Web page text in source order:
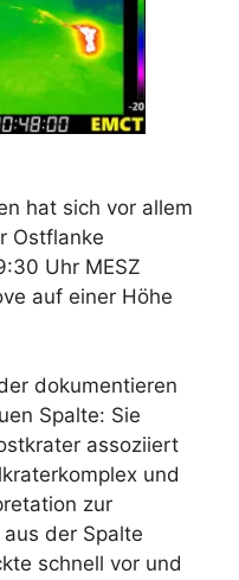
hat sich vor allem
Ostflanke
Uhr MESZ
auf einer Höhe
dokumentieren
Spalte: Sie
assoziiert
und
zur
der Spalte
schnell vor und